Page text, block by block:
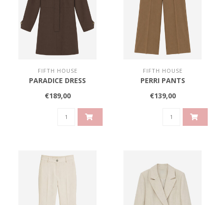
FIFTH HOUSE
PARADICE DRESS
€189,00
FIFTH HOUSE
PERRI PANTS
€139,00